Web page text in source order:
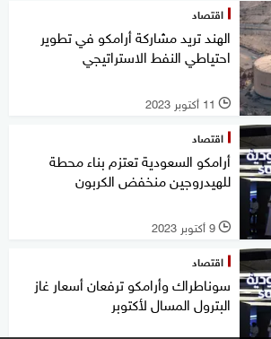
اقتصاد
الهند تريد مشاركة أرامكو في تطوير
احتياطي النفط الاستراتيجي
l 11 أكتوبر 2023
اقتصاد
أرامكو السعودية تعتزم بناء محطة
للهيدروجين منخفض الكربون
l 9 أكتوبر 2023
اقتصاد
سوناطراك وأرامكو ترفعان أسعار غاز
البترول المسال لأكتوبر